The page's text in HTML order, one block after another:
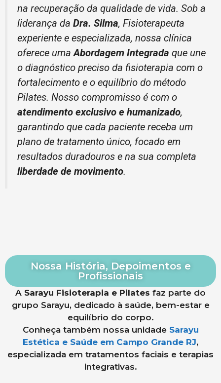
na recuperação da qualidade de vida. Sob a
liderança da Dra. Silma, Fisioterapeuta
experiente e especializada, nossa clínica
oferece umaAbordagem Integrada que une
o diagnóstico preciso da fisioterapia com o
fortalecimento e o equilíbrio do método
Pilates. Nosso compromisso é com o
atendimento exclusivo e humanizado,
garantindo que cada paciente receba um
plano de tratamento único, focado em
resultados duradouros e na sua completa
liberdade de movimento.
Nossa História, Depoimentos e
Profissionais
A Sarayu Fisioterapia e Pilates faz parte do
grupo Sarayu, dedicado à saúde, bem-estar e
equilíbrio do corpo.
Conheça também nossa unidade Sarayu
Estética e Saúde em Campo Grande RJ,
especializada em tratamentos faciais e terapias
integrativas.